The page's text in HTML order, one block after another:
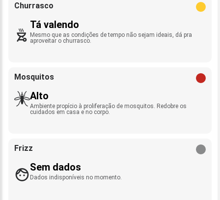
Churrasco
Tá valendo
Mesmo que as condições de tempo não sejam ideais, dá pra
aproveitar o churrasco.
Mosquitos
Alto
Ambiente propício à proliferação de mosquitos. Redobre os
cuidados em casa e no corpo.
Frizz
Sem dados
Dados indisponíveis no momento.